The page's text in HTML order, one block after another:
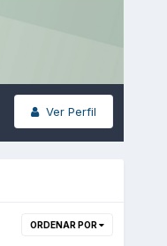
Ver Perfil
ORDENAR POR